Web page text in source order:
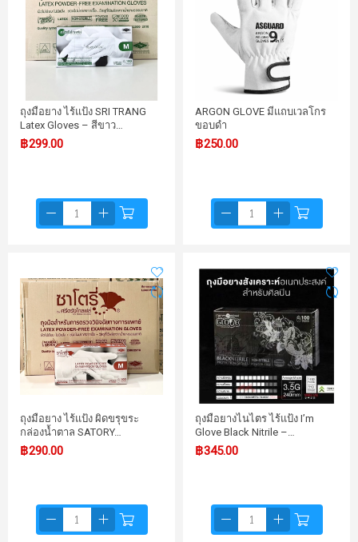
ถุงมือยาง ไร้แป้ง SRI TRANG
Latex Gloves – สีขาว…
฿299.00
ARGON GLOVE มีแถบเวลโกร
ขอบดำ
฿250.00
ถุงมือยาง ไร้แป้ง ผิดขรุขระ
กล่องน้ำตาล SATORY…
฿290.00
ถุงมือยางไนไตร ไร้แป้ง I’m
Glove Black Nitrile –…
฿345.00